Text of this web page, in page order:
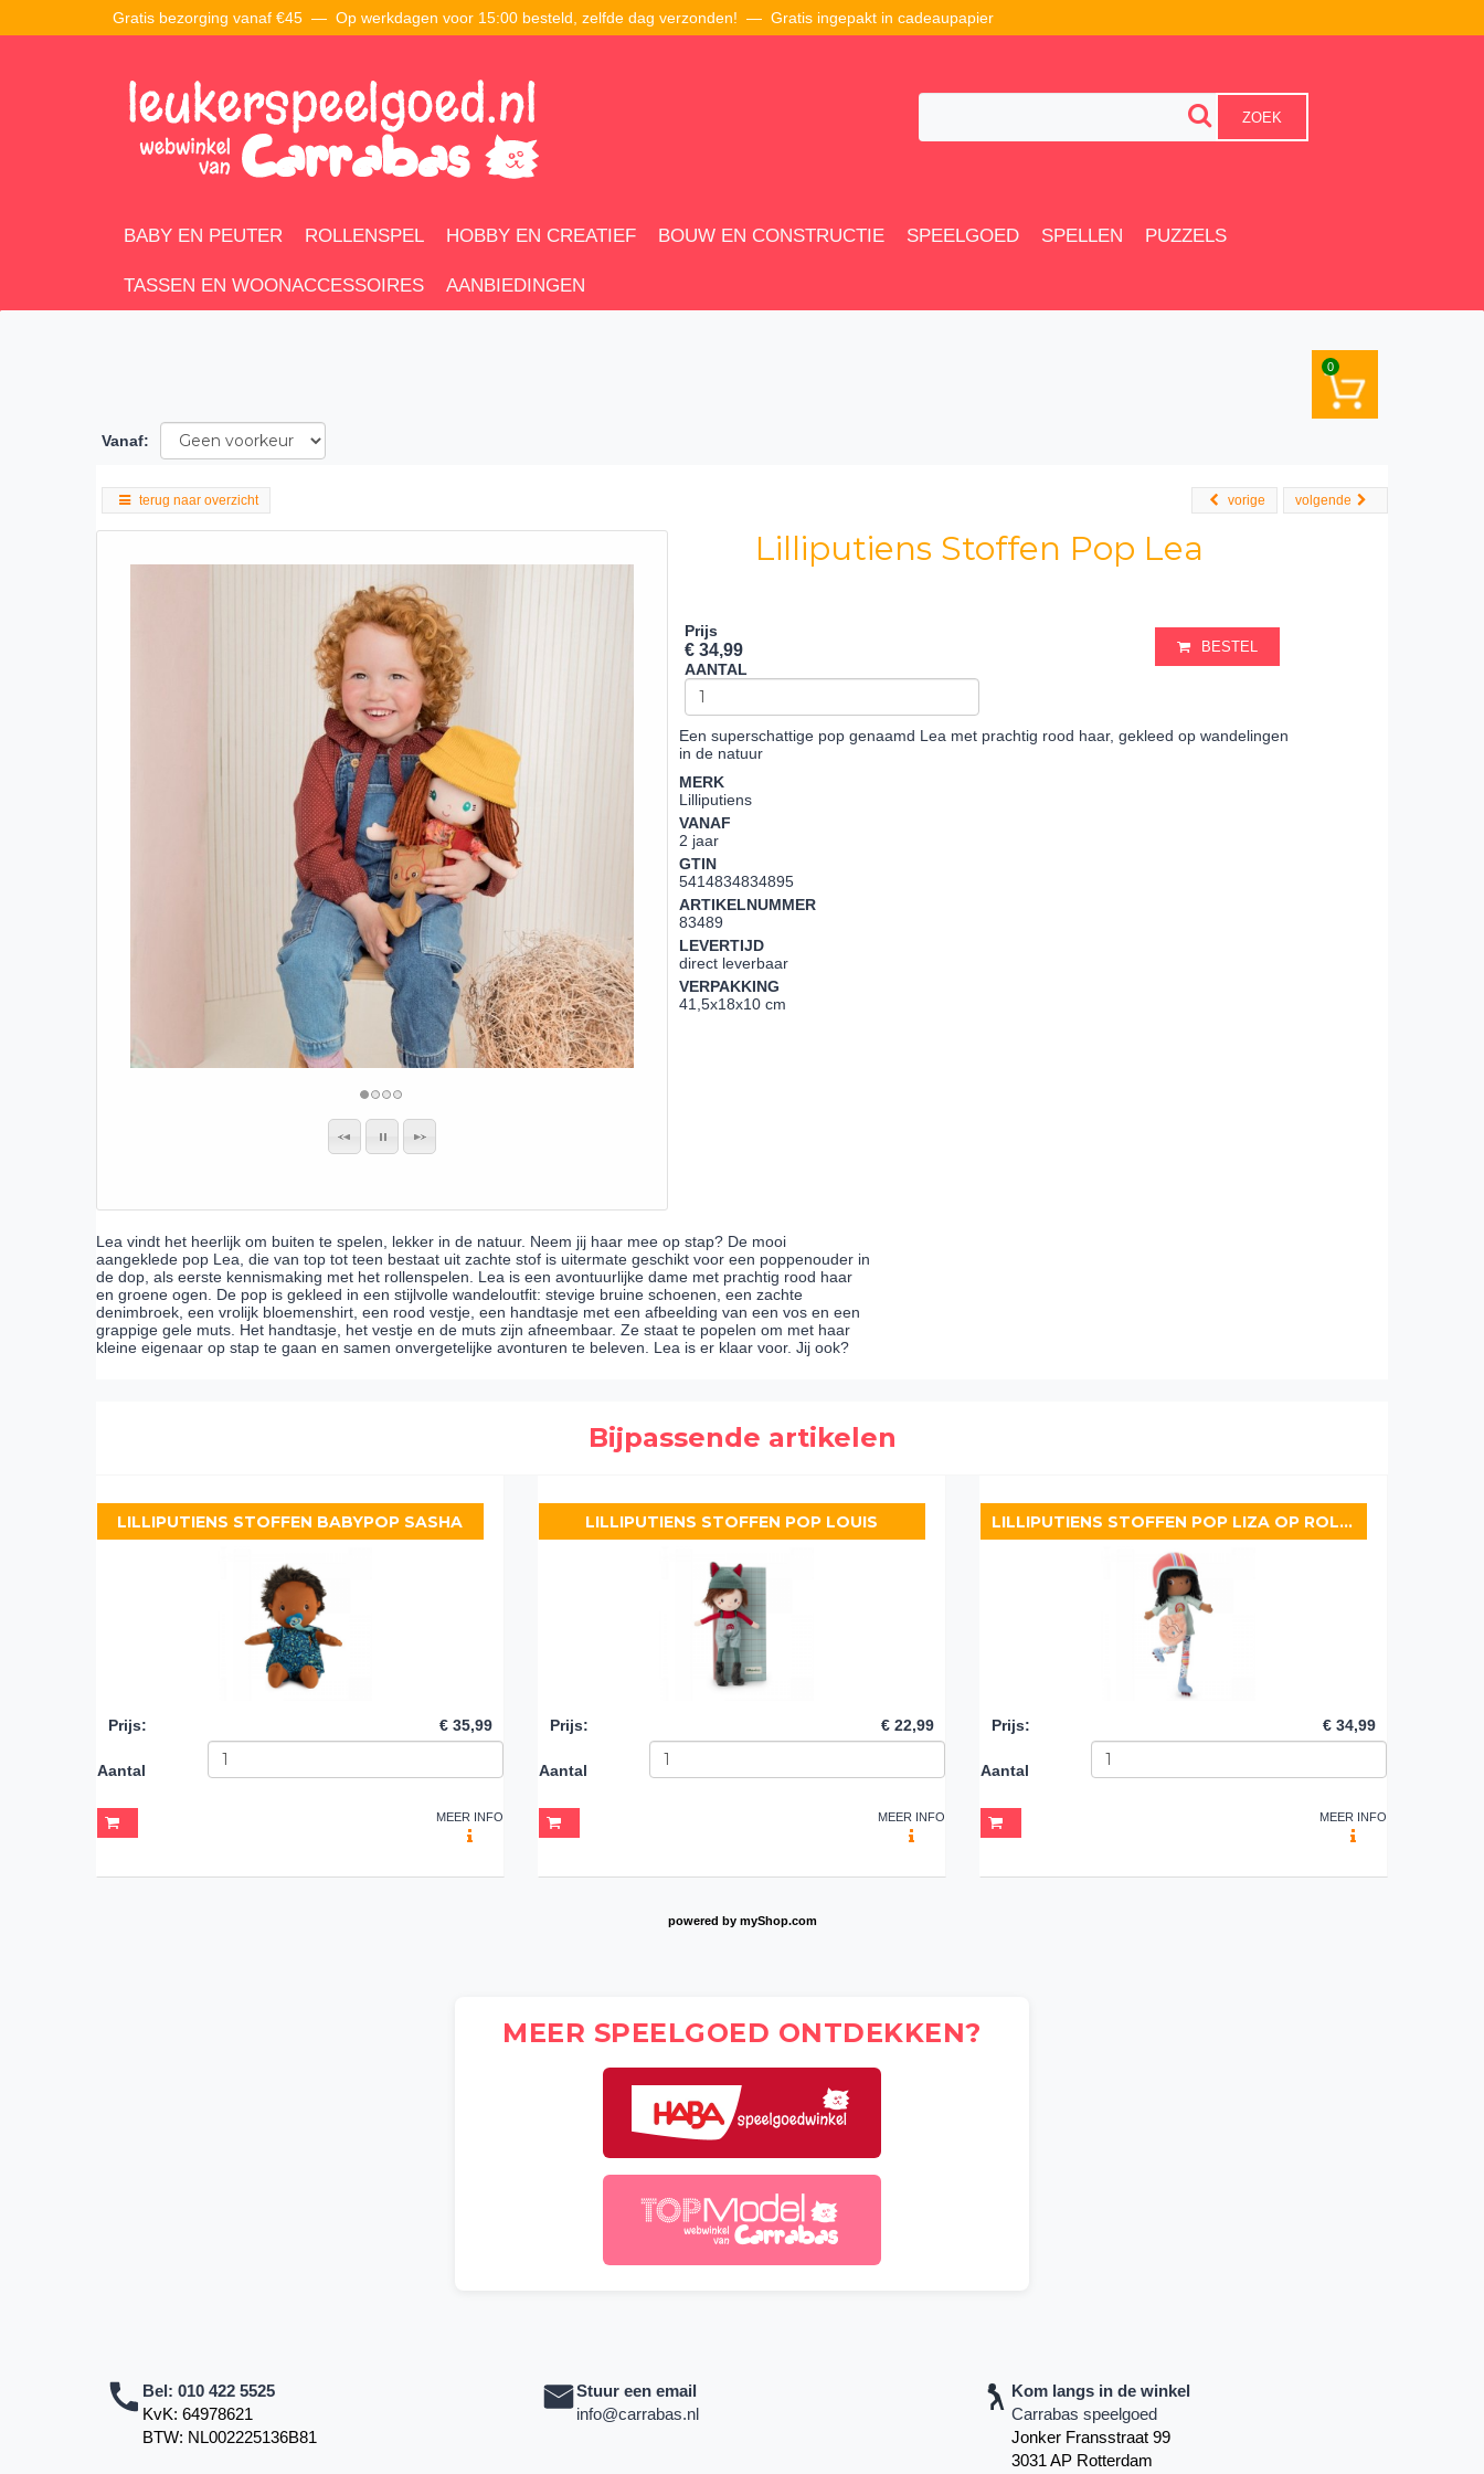
Gratis bezorging vanaf €45 — Op werkdagen voor 15:00 besteld, zelfde dag verzonden! — Gratis ingepakt in cadeaupapier
ZOEK
BABY EN PEUTER ROLLENSPEL HOBBY EN CREATIEF BOUW EN CONSTRUCTIE SPEELGOED SPELLEN PUZZELS
TASSEN EN WOONACCESSOIRES AANBIEDINGEN
0
Vanaf:
terug naar overzicht volgende
vorige
Lilliputiens Stoffen Pop Lea
Prijs
€ 34,99
AANTAL
BESTEL
Een superschattige pop genaamd Lea met prachtig rood haar, gekleed op wandelingen
in de natuur
MERK
Lilliputiens
VANAF
2 jaar
GTIN
5414834834895
ARTIKELNUMMER
83489
LEVERTIJD
direct leverbaar
VERPAKKING
41,5x18x10 cm
Lea vindt het heerlijk om buiten te spelen, lekker in de natuur. Neem jij haar mee op stap? De mooi
aangeklede pop Lea, die van top tot teen bestaat uit zachte stof is uitermate geschikt voor een poppenouder in
de dop, als eerste kennismaking met het rollenspelen. Lea is een avontuurlijke dame met prachtig rood haar
en groene ogen. De pop is gekleed in een stijlvolle wandeloutfit: stevige bruine schoenen, een zachte
denimbroek, een vrolijk bloemenshirt, een rood vestje, een handtasje met een afbeelding van een vos en een
grappige gele muts. Het handtasje, het vestje en de muts zijn afneembaar. Ze staat te popelen om met haar
kleine eigenaar op stap te gaan en samen onvergetelijke avonturen te beleven. Lea is er klaar voor. Jij ook?
Bijpassende artikelen
LILLIPUTIENS STOFFEN BABYPOP SASHA
Prijs: € 35,99
Aantal
MEER INFO
LILLIPUTIENS STOFFEN POP LOUIS
Prijs: € 22,99
Aantal
MEER INFO
LILLIPUTIENS STOFFEN POP LIZA OP ROLSCHAATSEN
Prijs: € 34,99
Aantal
MEER INFO
powered by myShop.com
MEER SPEELGOED ONTDEKKEN?
Bel: 010 422 5525
KvK: 64978621
BTW: NL002225136B81
Stuur een email
info@carrabas.nl
Kom langs in de winkel
Carrabas speelgoed
Jonker Fransstraat 99
3031 AP Rotterdam